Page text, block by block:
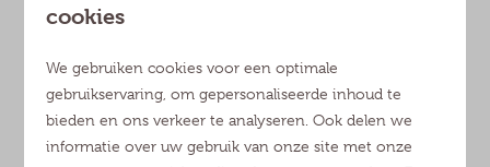
cookies
We gebruiken cookies voor een optimale
gebruikservaring, om gepersonaliseerde inhoud te
bieden en ons verkeer te analyseren. Ook delen we
informatie over uw gebruik van onze site met onze